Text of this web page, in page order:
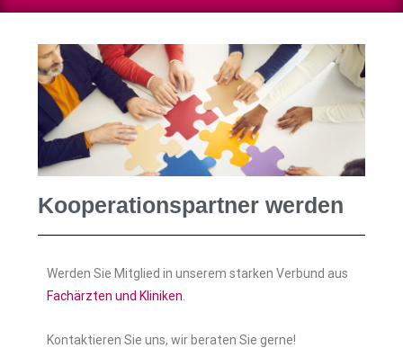
Kooperationspartner werden
Werden Sie Mitglied in unserem starken Verbund aus
Fachärzten und Kliniken
Kontaktieren Sie uns, wir beraten Sie gerne!